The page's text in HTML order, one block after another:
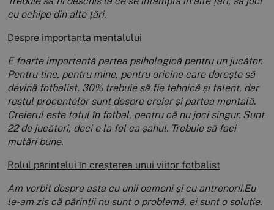
cu echipe din alte țări.
Despre importanța mentalului
E foarte importantă partea psihologică pentru un jucător.
Pentru tine, pentru mine, pentru oricine care dorește să
devină fotbalist, 30% trebuie să fie tehnică și talent, dar
restul procentelor sunt despre creier și partea mentală.
Creierul este totul în fotbal, pentru că nu joci singur. Sunt
22 de jucători, deci e la fel ca șahul. Trebuie să faci
mutări bune.
Rolul părintelui în creșterea unui viitor fotbalist
Am vorbit despre asta cu unii oameni și cu antrenorii.Eu
le-am zis că părinții nu sunt o problemă, ei sunt o soluție.